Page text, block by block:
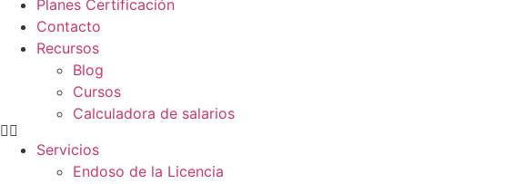
Planes Certificación
Contacto
Recursos
Blog
Cursos
Calculadora de salarios
Servicios
Endoso de la Licencia